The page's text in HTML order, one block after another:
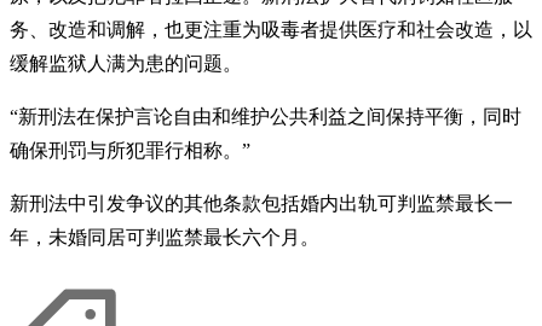
务、改造和调解，也更注重为吸毒者提供医疗和社会改造，以
缓解监狱人满为患的问题。
“新刑法在保护言论自由和维护公共利益之间保持平衡，同时
确保刑罚与所犯罪行相称。”
新刑法中引发争议的其他条款包括婚内出轨可判监禁最长一
年，未婚同居可判监禁最长六个月。